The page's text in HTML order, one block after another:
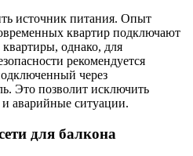
источник питания. Опыт
квартир подключают
однако, для
рекомендуется
через
Это позволит исключить
аварийные ситуации.
для балкона